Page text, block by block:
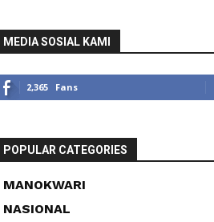
MEDIA SOSIAL KAMI
2,365 Fans
POPULAR CATEGORIES
MANOKWARI
NASIONAL